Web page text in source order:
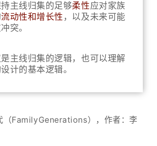
主线归集的足够柔性应对家族
流动性和增长性 ，以及未来可能
突。
主线归集的逻辑，也可以理解
计的基本逻辑。
（FamilyGenerations），作者：李